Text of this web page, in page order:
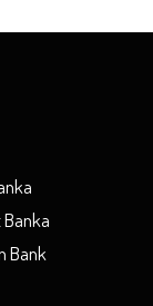
Banka
Bank